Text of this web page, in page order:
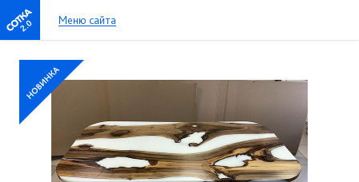
2.0 Меню сайта